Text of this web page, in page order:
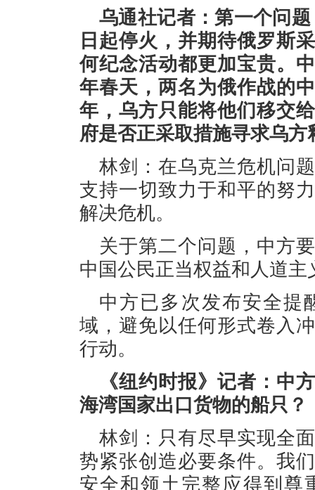
乌通社记者：第一个问
日起停火，并期待俄罗斯
何纪念活动都更加宝贵。
年春天，两名为俄作战的
年，乌方只能将他们移交
府是否正采取措施寻求乌方
林剑：在乌克兰危机问
支持一切致力于和平的努
解决危机。
关于第二个问题，中方
中国公民正当权益和人道主
中方已多次发布安全提
域，避免以任何形式卷入
行动。
《纽约时报》记者：中
海湾国家出口货物的船只？
林剑：只有尽早实现全
势紧张创造必要条件。我
安全和领土完整应得到尊